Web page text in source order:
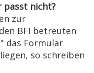
passt nicht?
zur
BFI betreuten
das Formular
so schreiben